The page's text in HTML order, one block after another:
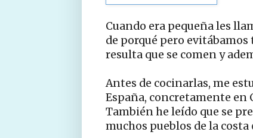
Cuando era pequeña les
de porqué pero evitábamos
resulta que se comen y
Antes de cocinarlas, me
España, concretamente en
También he leído que se
muchos pueblos de la